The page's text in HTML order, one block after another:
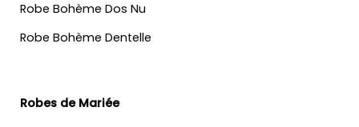
Robe Bohème Dos Nu
Robe Bohème Dentelle
Robes de Mariée